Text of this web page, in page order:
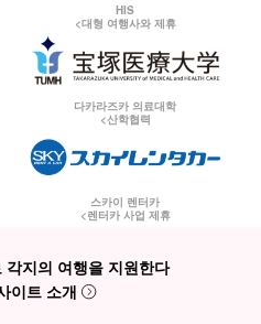
HIS
<대형 여행사와 제휴
다카라즈카 의료대학
<산학협력
스카이 렌터카
<렌터카 사업 제휴
각지의 여행을 지원한다
이트 소개